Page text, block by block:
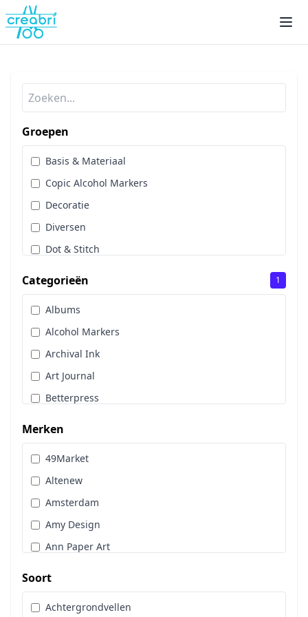
Groepen
Basis & Materiaal
Copic Alcohol Markers
Decoratie
Diversen
Dot & Stitch
Sale
Stans, Embos & Stencils
Stempels
Workshoppakket
Pan Pastel
Categorieën 1
Albums
Alcohol Markers
Archival Ink
Art Journal
Betterpress
Brads
Cadence
Designpapier
Distress Oxide Spray
Distress Spritz
Divers
Dot & Do
Embossingpoeder
Merken
49Market
Altenew
Amsterdam
Amy Design
Ann Paper Art
Art Impressions
Art Journaling
Soort
Achtergrondvellen